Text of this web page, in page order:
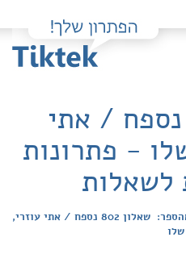
שאלון 802 נספח / אתי
- פתרונות
לשאלות
חפש פתרונות ותשובות לשאלות מהספר: שאלון 802 נספח / אתי עוזרי,